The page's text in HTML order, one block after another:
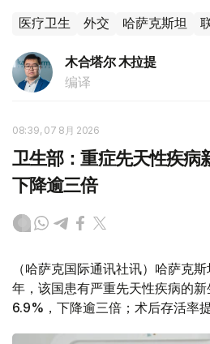
医疗卫生 外交 哈萨克斯坦
木合塔尔 木拉提
编译
08:39, 07 8月 2026
卫生部：重症先天性疾病
下降逾三倍
（哈萨克国际通讯社讯）哈萨克
年，该国患有严重先天性疾病的
6.9%，下降逾三倍；术后存活率